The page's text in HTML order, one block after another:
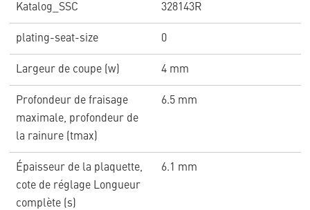
Katalog_SSC 328143R
plating-seat-size 0
Largeur de coupe (w) 4 mm
Profondeur de fraisage
maximale, profondeur de
la rainure (tmax)
6.5 mm
Épaisseur de la plaquette,
cote de réglage Longueur
complète (s)
6.1 mm